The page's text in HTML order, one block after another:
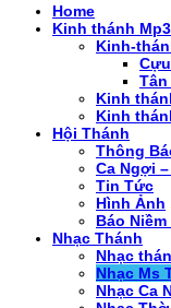
Home
Kinh thánh Mp3
Kinh-
Kinh
Kinh
Hội Thánh
Thông
Ca Ngợi
Tin Tức
Hình Ảnh
Báo Niềm
Nhạc Thánh
Nhạc
Nhạc Ms
Nhạc Ca